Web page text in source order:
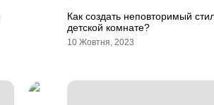
Как создать неповторимый
детской комнате?
10 Жовтня, 2023